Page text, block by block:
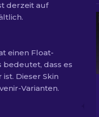
derzeit auf
einen Float-
bedeutet, dass es
Dieser Skin
Varianten.